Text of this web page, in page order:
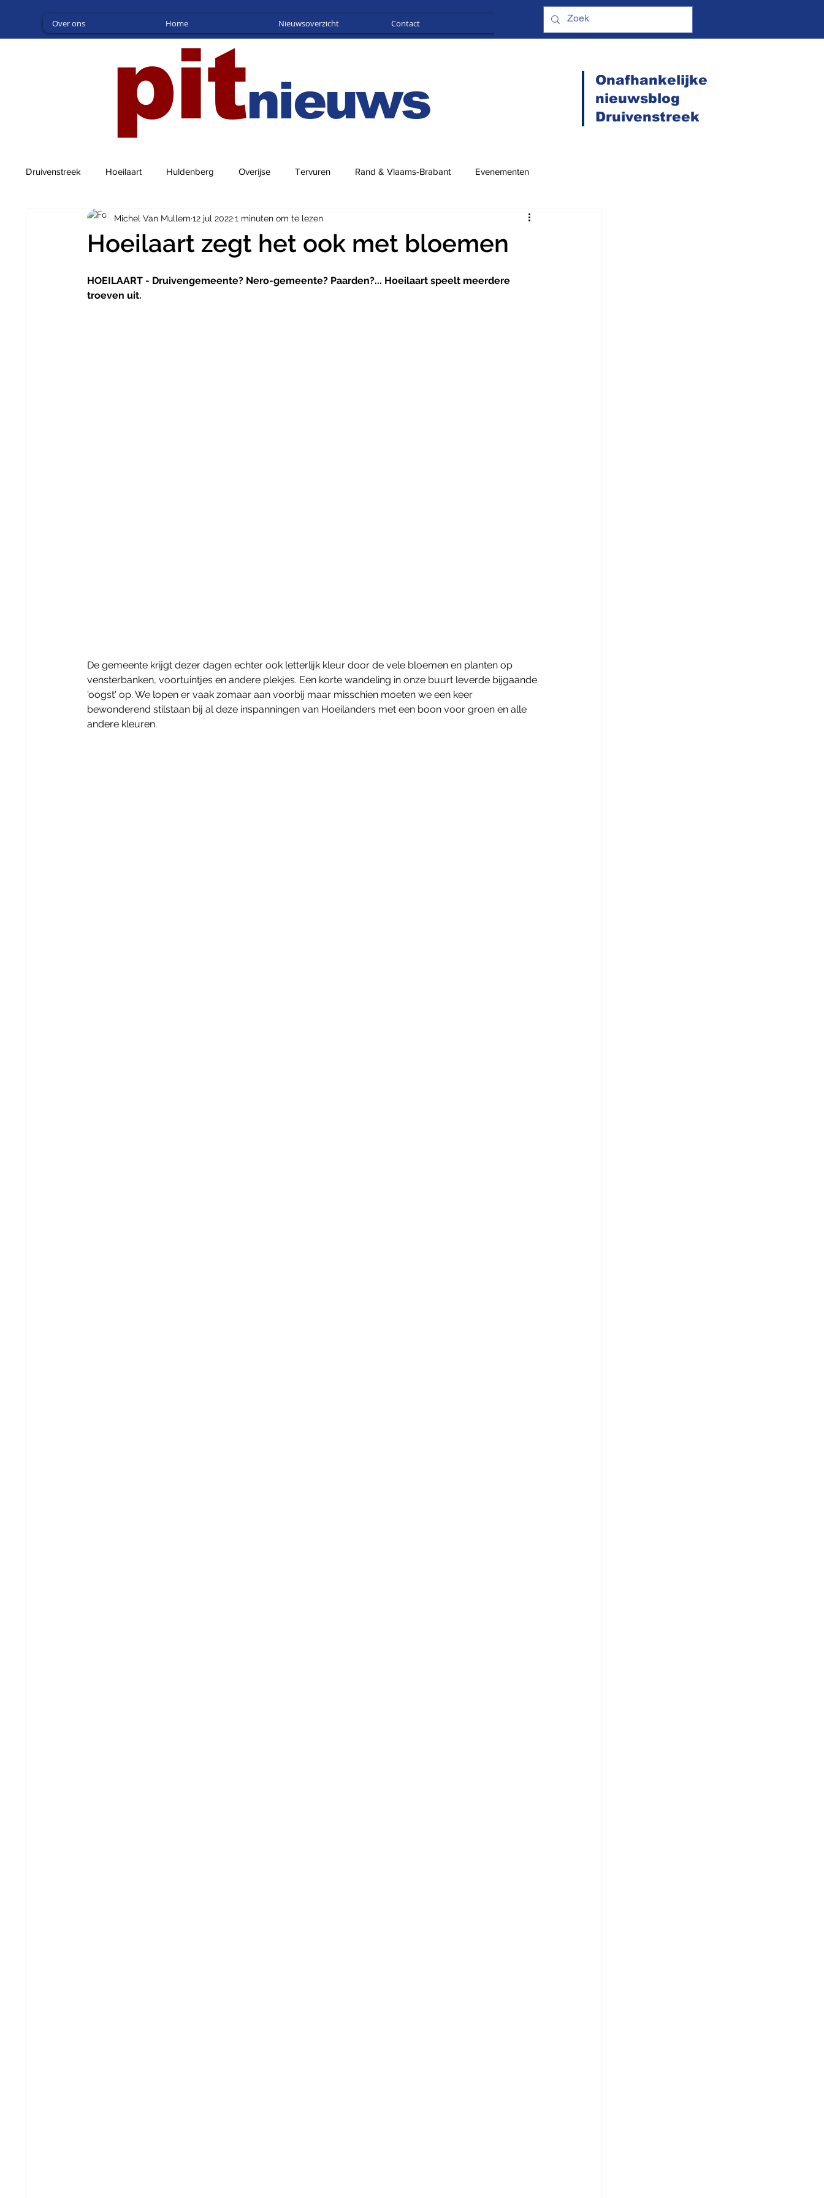
Over ons Home Nieuwsoverzicht Contact
pitnieuws
Onafhankelijke
nieuwsblog
Druivenstreek
Druivenstreek Hoeilaart Huldenberg Overijse Tervuren Rand & Vlaams-Brabant Evenementen
Hoeilaart zegt het ook met bloemen
Michel Van Mullem 12 jul 20221 minuten om te lezen
HOEILAART - Druivengemeente? Nero-gemeente? Paarden?... Hoeilaart speelt meerdere
troeven uit.
De gemeente krijgt dezer dagen echter ook letterlijk kleur door de vele bloemen en planten op
vensterbanken, voortuintjes en andere plekjes. Een korte wandeling in onze buurt leverde bijgaande
'oogst' op. We lopen er vaak zomaar aan voorbij maar misschien moeten we een keer
bewonderend stilstaan bij al deze inspanningen van Hoeilanders met een boon voor groen en alle
andere kleuren.